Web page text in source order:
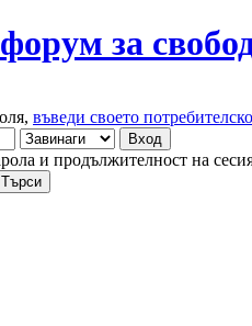
за
въведи своето
и продължителност на